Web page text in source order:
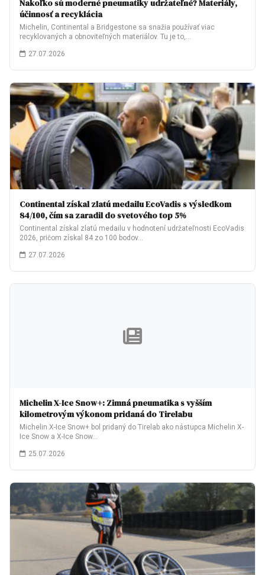
Nakoľko sú moderné pneumatiky udržateľné? Materiály,
účinnosť a recyklácia
Michelin, Continental a Bridgestone sa snažia používať viac
recyklovaných a obnoviteľných materiálov. Tu je to,…
27.07.2026
Continental získal zlatú medailu EcoVadis s výsledkom
84/100, čím sa zaradil do svetového top 5%
Continental získal zlatú medailu v hodnotení udržateľnosti EcoVadis
2026, pričom získal 84 zo 100 bodov…
27.07.2026
Michelin X-Ice Snow+: Zimná pneumatika s vyšším
kilometrovým výkonom pridaná do Tirelabu
Michelin X-Ice Snow+ bol pridaný do Tirelab ako nástupca Michelin X-
Ice Snow a X-Ice Snow…
25.07.2026